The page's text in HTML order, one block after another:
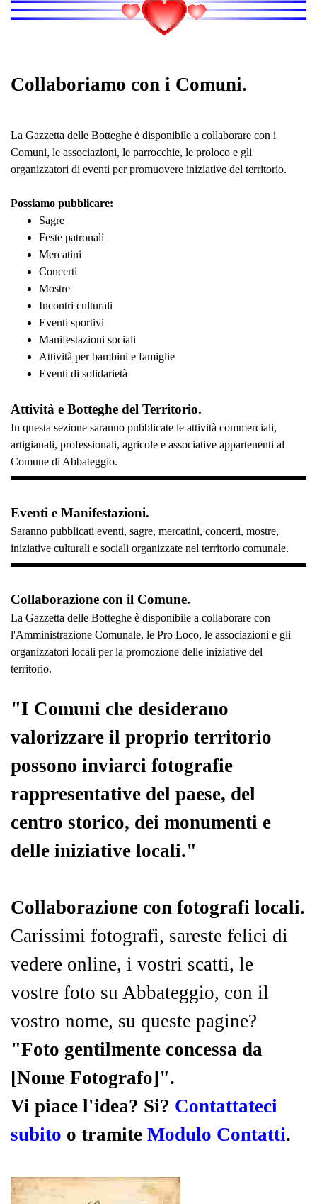
Collaboriamo con i Comuni.
La Gazzetta delle Botteghe è disponibile a collaborare con i
Comuni, le associazioni, le parrocchie, le proloco e gli
organizzatori di eventi per promuovere iniziative del territorio.
Possiamo pubblicare:
Sagre
Feste patronali
Mercatini
Concerti
Mostre
Incontri culturali
Eventi sportivi
Manifestazioni sociali
Attività per bambini e famiglie
Eventi di solidarietà
Attività e Botteghe del Territorio.
In questa sezione saranno pubblicate le attività commerciali,
artigianali, professionali, agricole e associative appartenenti al
Comune di Abbateggio.
Eventi e Manifestazioni.
Saranno pubblicati eventi, sagre, mercatini, concerti, mostre,
iniziative culturali e sociali organizzate nel territorio comunale.
Collaborazione con il Comune.
La Gazzetta delle Botteghe è disponibile a collaborare con
l'Amministrazione Comunale, le Pro Loco, le associazioni e gli
organizzatori locali per la promozione delle iniziative del
territorio.
"I Comuni che desiderano
valorizzare il proprio territorio
possono inviarci fotografie
rappresentative del paese, del
centro storico, dei monumenti e
delle iniziative locali."
Collaborazione con fotografi locali.
Carissimi fotografi, sareste felici di
vedere online, i vostri scatti, le
vostre foto su Abbateggio, con il
vostro nome, su queste pagine?
"Foto gentilmente concessa da
[Nome Fotografo]".
Vi piace l'idea? Si? Contattateci
subito o tramite Modulo Contatti.